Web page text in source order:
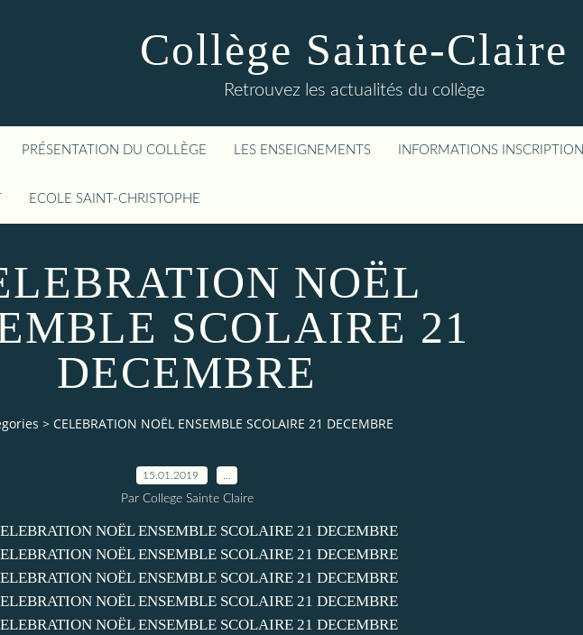
Collège Sainte-Claire
Retrouvez les actualités du collège
PRÉSENTATION DU COLLÈGE LES ENSEIGNEMENTS INFORMATIONS INSCRIPTION
ECOLE SAINT-CHRISTOPHE
NOËL
SCOLAIRE 21
DECEMBRE
> CELEBRATION NOËL ENSEMBLE SCOLAIRE 21 DECEMBRE
15.01.2019
Par College Sainte Claire